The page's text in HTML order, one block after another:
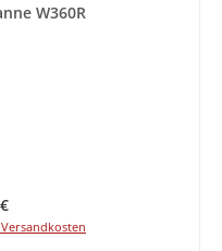
W360R
Preis: